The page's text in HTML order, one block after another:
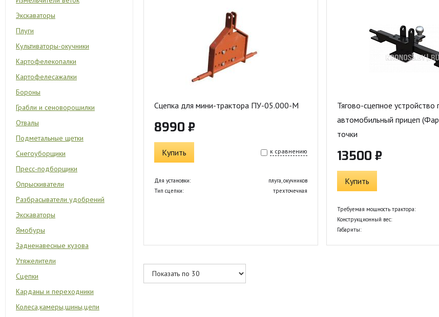
Экскаваторы
Плуги
Культиваторы-окучники
Картофелекопалки
Картофелесажалки
Бороны
Грабли и сеноворошилки
Отвалы
Подметальные щетки
Снегоуборщики
Пресс-подборщики
Опрыскиватели
Разбрасыватели удобрений
Экскаваторы
Ямобуры
Задненавесные кузова
Утяжелители
Сцепки
Карданы и переходники
Колеса,камеры,шины,цепи
Сцепка для мини-трактора ПУ-05.000-М
8990 ₽
Купить к сравнению
Для установки:
плуга, окучников
Тип сцепки:
трехточечная
Тягово-сцепное устройство
автомобильный прицеп
точки
13500 ₽
Купить
Требуемая мощность трактора:
Конструкционный вес:
Габариты: